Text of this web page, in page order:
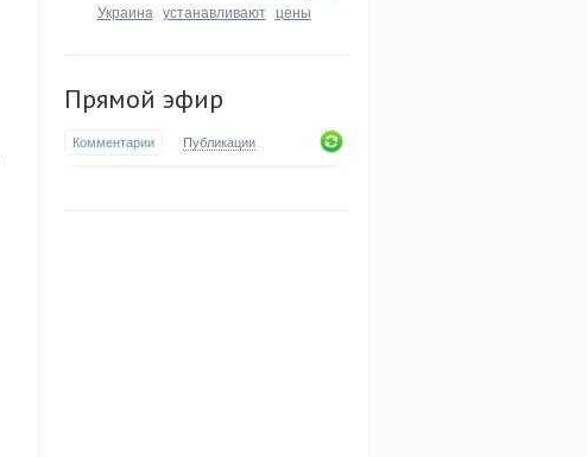
Украина устанавливают цены
Прямой эфир
Комментарии Публикации